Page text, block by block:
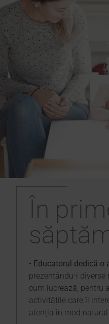
În
• Educatorul dedică o
prezentându-i diverse
cum lucrează, pentru
activitățile care îl
atenția în mod natural.